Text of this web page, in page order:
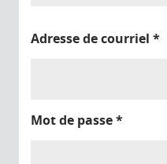
Adresse de courriel *
Mot de passe*